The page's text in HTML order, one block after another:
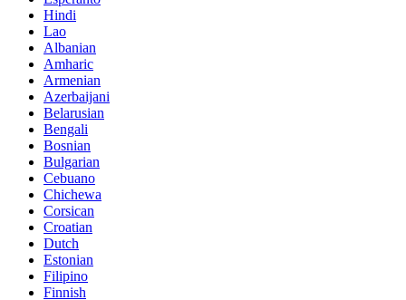
Hindi
Lao
Albanian
Amharic
Armenian
Azerbaijani
Belarusian
Bengali
Bosnian
Bulgarian
Cebuano
Chichewa
Corsican
Croatian
Dutch
Estonian
Filipino
Finnish